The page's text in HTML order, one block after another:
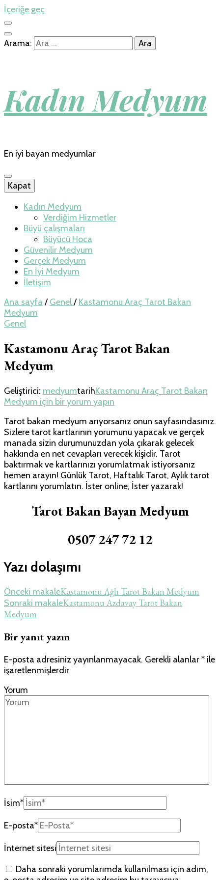
İçeriğe geç
Arama:
Kadın Medyum
En iyi bayan medyumlar
Kapat
Kadın Medyum
Verdiğim Hizmetler
Büyü çalışmaları
Büyücü Hoca
Güvenilir Medyum
Gerçek Medyum
En İyi Medyum
İletişim
Ana sayfa / Genel/ Kastamonu Araç Tarot Bakan
Medyum
Genel
Kastamonu Araç Tarot Bakan
Medyum
Geliştirici: medyumtarihKastamonu Araç Tarot Bakan
Medyum için bir yorum yapın
Tarot bakan medyum arıyorsanız onun sayfasındasınız.
Sizlere tarot kartlarının yorumunu yapacak ve gerçek
manada sizin durumunuzdan yola çıkarak gelecek
hakkında en net cevapları verecek kişidir. Tarot
baktırmak ve kartlarınızı yorumlatmak istiyorsanız
hemen arayın! Günlük Tarot, Haftalık Tarot, Aylık tarot
kartlarını yorumlatın. İster online, İster yazarak!
Tarot Bakan Bayan Medyum
0507 247 72 12
Yazı dolaşımı
Önceki makaleKastamonu Ağlı Tarot Bakan Medyum
Sonraki makaleKastamonu Azdavay Tarot Bakan
Medyum
Bir yanıt yazın
E-posta adresiniz yayınlanmayacak. Gerekli alanlar* ile
işaretlenmişlerdir
Yorum
İsim*
E-posta*
İnternet sitesi
Daha sonraki yorumlarımda kullanılması için adım,